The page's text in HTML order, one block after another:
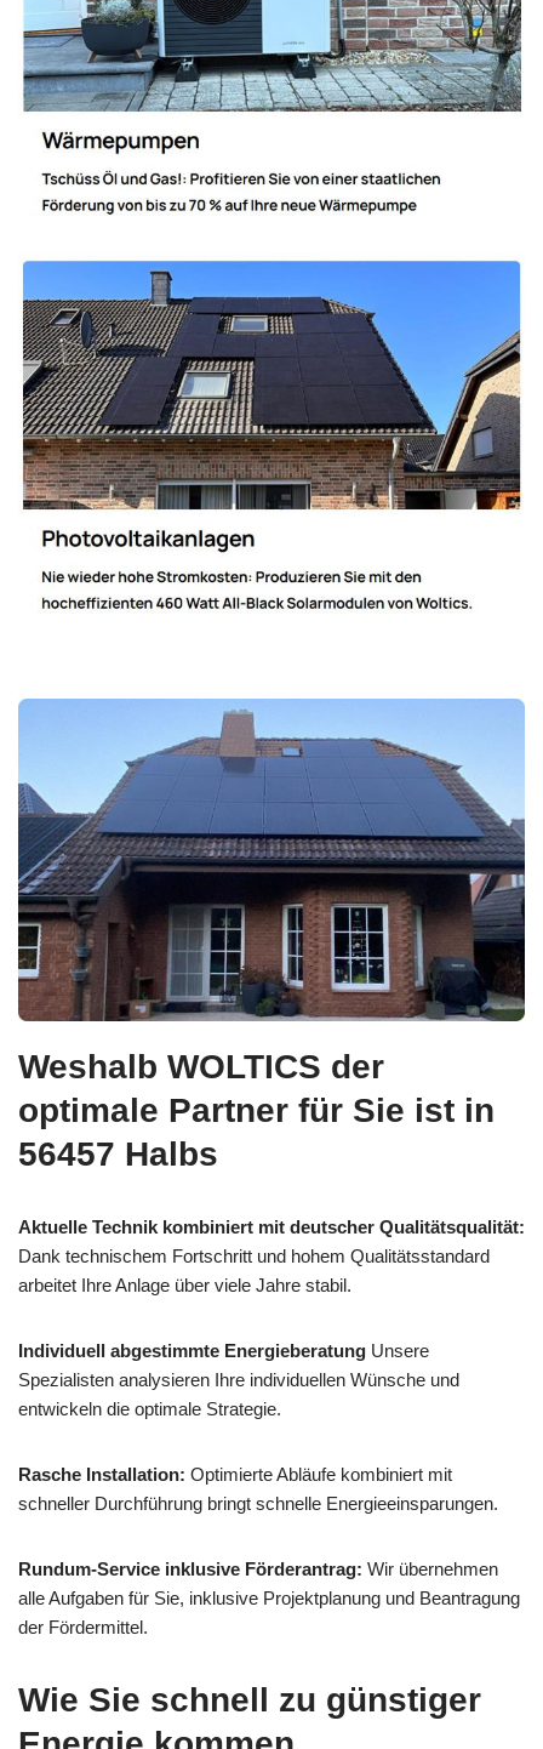
Weshalb WOLTICS der
optimale Partner für Sie ist in
56457 Halbs
Aktuelle Technik kombiniert mit deutscher Qualitätsqualität:
Dank technischem Fortschritt und hohem Qualitätsstandard
arbeitet Ihre Anlage über viele Jahre stabil.
Individuell abgestimmte Energieberatung Unsere
Spezialisten analysieren Ihre individuellen Wünsche und
entwickeln die optimale Strategie.
Rasche Installation: Optimierte Abläufe kombiniert mit
schneller Durchführung bringt schnelle Energieeinsparungen.
Rundum-Service inklusive Förderantrag: Wir übernehmen
alle Aufgaben für Sie, inklusive Projektplanung und Beantragung
der Fördermittel.
Wie Sie schnell zu günstiger